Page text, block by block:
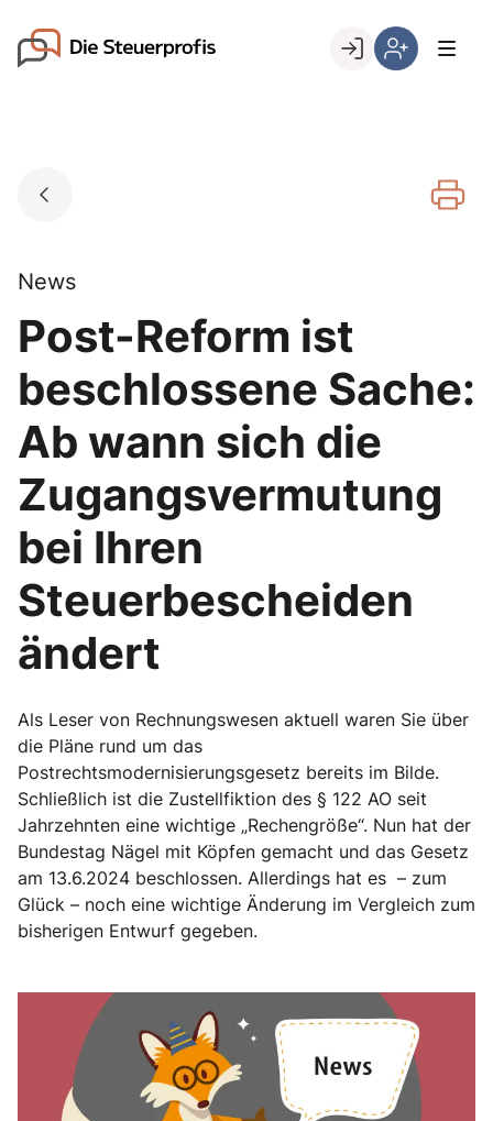
content
Go to landing page.
registrieren,
News
Post-Reform ist
beschlossene Sache:
Ab wann sich die
Zugangsvermutung
bei Ihren
Steuerbescheiden
ändert
Als Leser von Rechnungswesen aktuell waren Sie über
die Pläne rund um das
Postrechtsmodernisierungsgesetz bereits im Bilde.
Schließlich ist die Zustellfiktion des § 122 AO seit
Jahrzehnten eine wichtige „Rechengröße“. Nun hat der
Bundestag Nägel mit Köpfen gemacht und das Gesetz
am 13.6.2024 beschlossen. Allerdings hat es – zum
Glück – noch eine wichtige Änderung im Vergleich zum
bisherigen Entwurf gegeben.